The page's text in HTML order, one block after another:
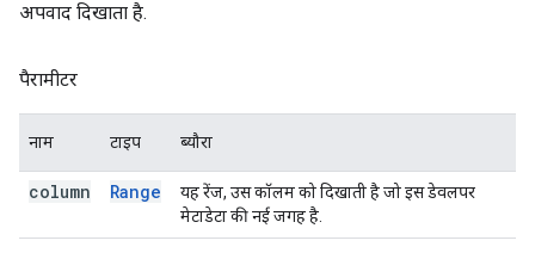
अपवाद दिखाता है.
पैरामीटर
नाम टाइप ब्यौरा
column Range
यह रेंज, उस कॉलम को दिखाती है जो इस डेवलपर
मेटाडेटा की नई जगह है.